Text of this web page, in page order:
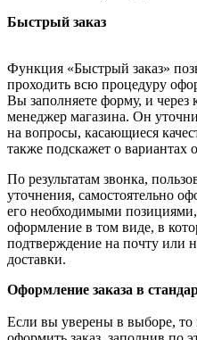
Быстрый заказ
Функция «Быстрый заказ»
проходить всю процедуру
Вы заполняете форму, и через
менеджер магазина. Он
на вопросы, касающиеся
также подскажет о вариантах
По результатам звонка,
уточнения, самостоятельно
его необходимыми позициями,
оформление в том виде, в
подтверждение на почту или
доставки.
Оформление заказа в
Если вы уверены в выборе, то